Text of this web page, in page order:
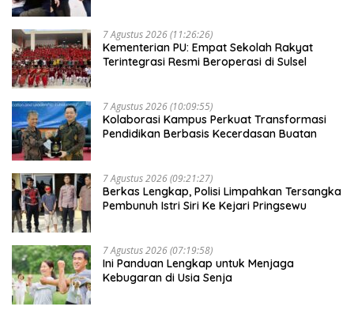
7 Agustus 2026 (11:26:26)
Kementerian PU: Empat Sekolah Rakyat
Terintegrasi Resmi Beroperasi di Sulsel
7 Agustus 2026 (10:09:55)
Kolaborasi Kampus Perkuat Transformasi
Pendidikan Berbasis Kecerdasan Buatan
7 Agustus 2026 (09:21:27)
Berkas Lengkap, Polisi Limpahkan Tersangka
Pembunuh Istri Siri Ke Kejari Pringsewu
7 Agustus 2026 (07:19:58)
Ini Panduan Lengkap untuk Menjaga
Kebugaran di Usia Senja